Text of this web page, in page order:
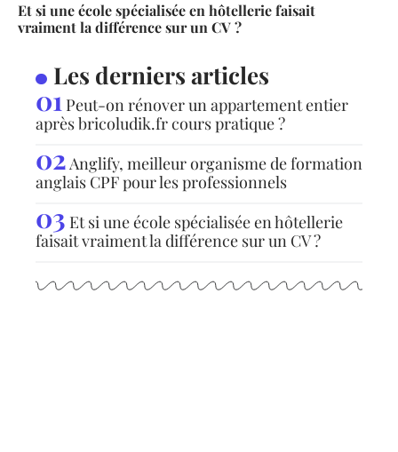
Et si une école spécialisée en hôtellerie faisait
vraiment la différence sur un CV ?
Les derniers articles
Peut-on rénover un appartement entier
après bricoludik.fr cours pratique ?
Anglify, meilleur organisme de formation
anglais CPF pour les professionnels
Et si une école spécialisée en hôtellerie
faisait vraiment la différence sur un CV ?